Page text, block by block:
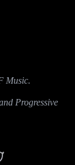
Music.
Progressive